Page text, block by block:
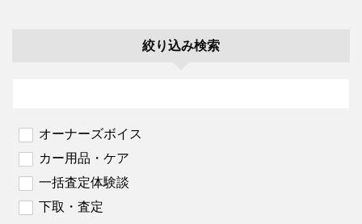
絞り込み検索
オーナーズボイス
カー用品・ケア
一括査定体験談
下取・査定